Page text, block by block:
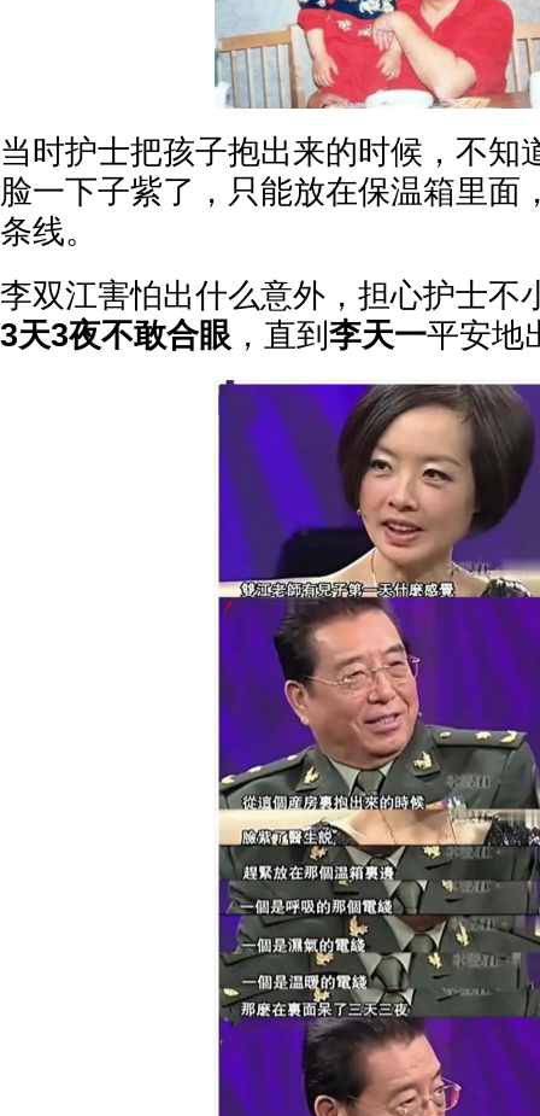
当时护士把孩子抱出来的时候，不知
脸一下子紫了，只能放在保温箱里面
条线。
李双江害怕出什么意外，担心护士不
3天3夜不敢合眼 ，直到 李天一平安地